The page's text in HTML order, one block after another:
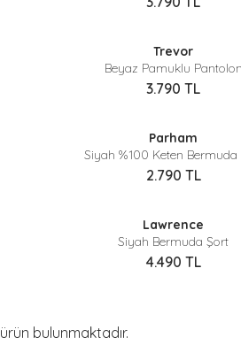
Trevor
Beyaz Pamuklu Pantolon
3.790 TL
Parham
Siyah %100 Keten Bermuda
2.790 TL
Lawrence
Siyah Bermuda Şort
4.490 TL
ürün bulunmaktadır.